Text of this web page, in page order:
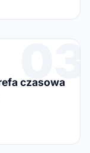
03
czasowa